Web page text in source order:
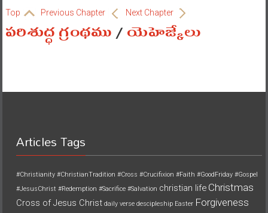
Top Previous Chapter Next Chapter
పరిశుద్ధ గ్రంథము/యెహెజ్కేలు
Articles Tags
#Christianity #ChristianTradition #Cross #Crucifixion #Faith #GoodFriday #Gospel
#JesusChrist #Redemption #Sacrifice #Salvation christian life Christmas
Cross of Jesus Christ daily verse descipleship Easter Forgiveness